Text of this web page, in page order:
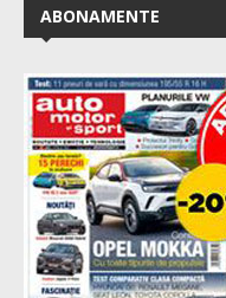
ABONAMENTE